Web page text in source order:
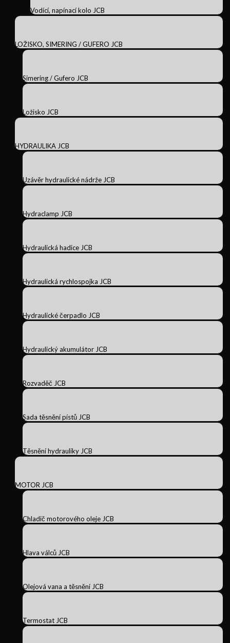
Vodící, napínací kolo JCB
LOŽISKO, SIMERING / GUFERO JCB
Simering / Gufero JCB
Ložisko JCB
HYDRAULIKA JCB
Uzávěr hydraulické nádrže JCB
Hydraclamp JCB
Hydraulická hadice JCB
Hydraulická rychlospojka JCB
Hydraulické čerpadlo JCB
Hydraulický akumulátor JCB
Rozvaděč JCB
Sada těsnění pístů JCB
Těsnění hydrauliky JCB
MOTOR JCB
Chladič motorového oleje JCB
Hlava válců JCB
Olejová vana a těsnění JCB
Termostat JCB